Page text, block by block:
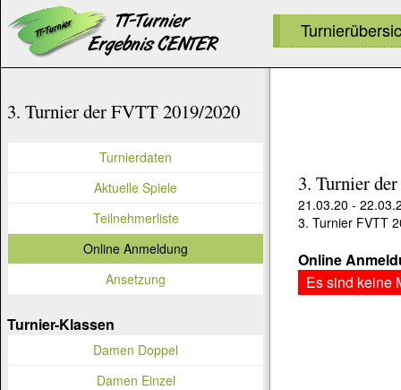
3. Turnier
21.03.20 -
3. Turnier FVTT
Online
Es sind keine
3. Turnier der FVTT 2019/2020
Turnierdaten
Aktuelle Spiele
Teilnehmerliste
Online Anmeldung
Ansetzung
Turnier-Klassen
Damen Doppel
Damen Einzel